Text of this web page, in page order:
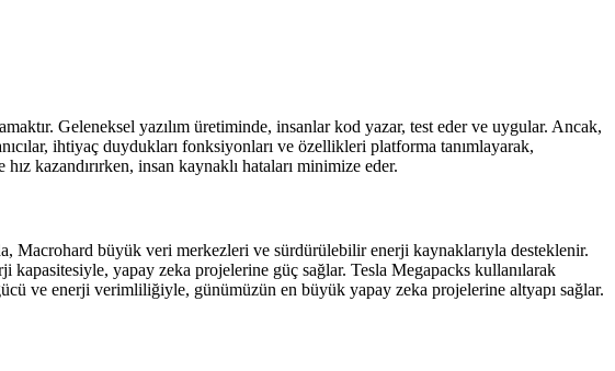
Geleneksel yazılım üretiminde, insanlar kod yazar, test eder ve uygular. Ancak,
ihtiyaç duydukları fonksiyonları ve özellikleri platforma tanımlayarak,
kazandırırken, insan kaynaklı hataları minimize eder.
Macrohard büyük veri merkezleri ve sürdürülebilir enerji kaynaklarıyla desteklenir.
kapasitesiyle, yapay zeka projelerine güç sağlar. Tesla Megapacks kullanılarak
ve enerji verimliliğiyle, günümüzün en büyük yapay zeka projelerine altyapı sağlar.